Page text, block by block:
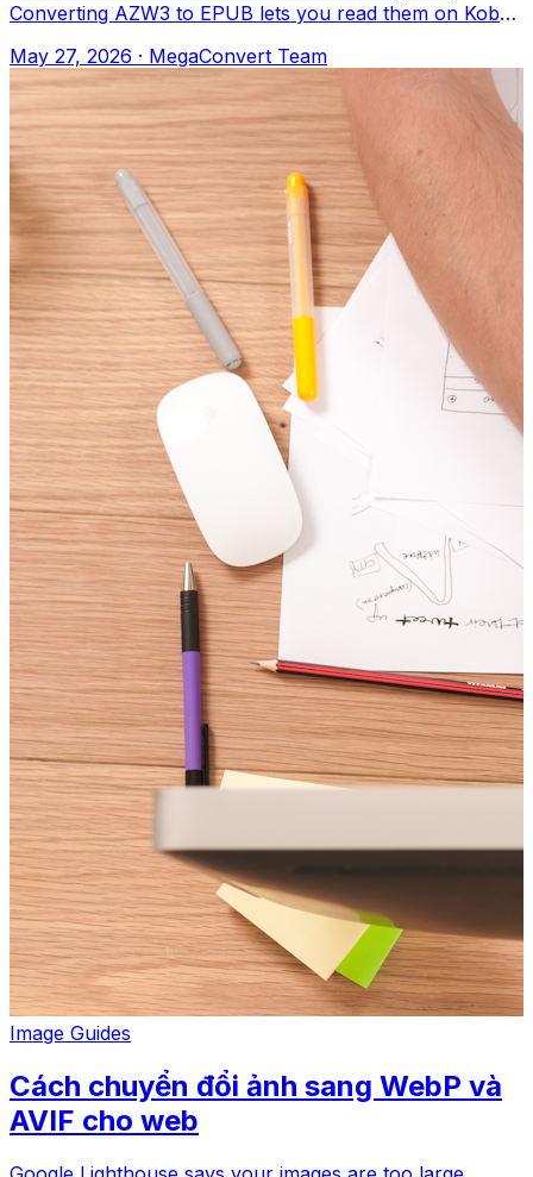
Converting AZW3 to EPUB lets you read them on Kobo,
May 27, 2026 · MegaConvert Team
Image Guides
Cách chuyển đổi ảnh sang WebP và
AVIF cho web